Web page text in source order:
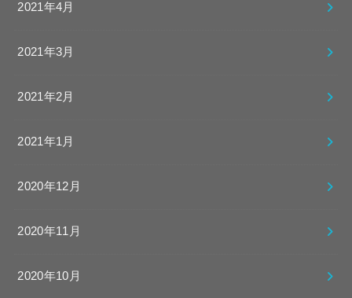
2021年4月
2021年3月
2021年2月
2021年1月
2020年12月
2020年11月
2020年10月